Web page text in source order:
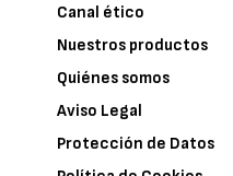
Canal ético
Nuestros productos
Quiénes somos
Aviso Legal
Protección de Datos